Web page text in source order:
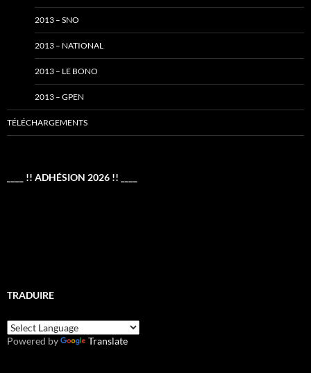
2013 – SNO
2013 – NATIONAL
2013 – LE BONO
2013 – GPEN
TÉLÉCHARGEMENTS
____ !! ADHÉSION 2026 !! ____
TRADUIRE
Powered by Translate